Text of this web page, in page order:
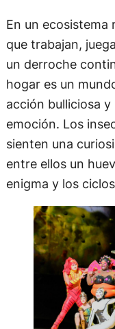
En un ecosistema
que trabajan,
un derroche
hogar es un
acción bulliciosa
emoción. Los
sienten una
entre ellos un
enigma y los